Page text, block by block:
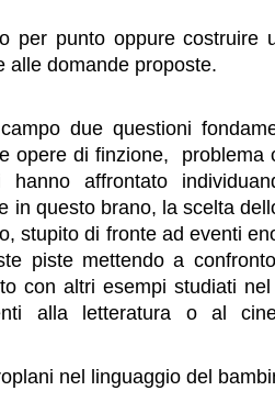
per punto oppure costruire
alle domande proposte.
due questioni
opere di finzione, problema
affrontato
in questo brano, la scelta
stupito di fronte ad eventi
piste mettendo a
con altri esempi studiati
alla letteratura o al
nel linguaggio del